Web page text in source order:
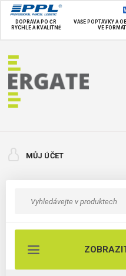
DOPRAVA PO ČR
RYCHLE A KVALITNĚ
VAŠE POPTÁVKY A
VE
MŮJ ÚČET